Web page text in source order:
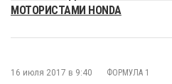
МОТОРИСТАМИ HONDA
16 июля 2017 в 9:40 ФОРМУЛА 1